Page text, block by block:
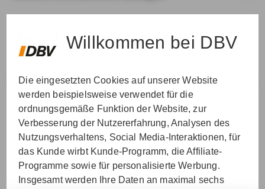
Willkommen bei DBV
Die eingesetzten Cookies auf unserer Website
werden beispielsweise verwendet für die
ordnungsgemäße Funktion der Website, zur
Verbesserung der Nutzererfahrung, Analysen des
Nutzungsverhaltens, Social Media-Interaktionen, für
das Kunde wirbt Kunde-Programm, die Affiliate-
Programme sowie für personalisierte Werbung.
Insgesamt werden Ihre Daten an maximal sechs
VER­STAN­DEN & WEI­TER